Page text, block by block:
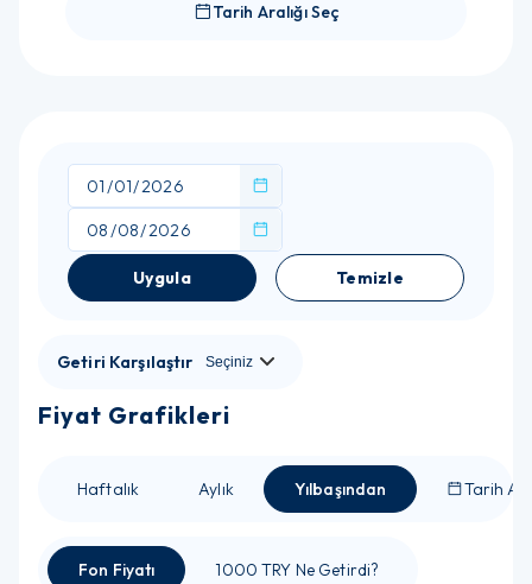
Tarih Aralığı Seç
Fiyat Grafikleri
Fon Fiyatı 1000 TRY Ne Getirdi?
Haftalık Aylık Yılbaşından Tarih
Uygula Temizle
Getiri Karşılaştır